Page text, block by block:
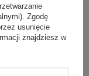
Zgodę
usunięcie
znajdziesz w